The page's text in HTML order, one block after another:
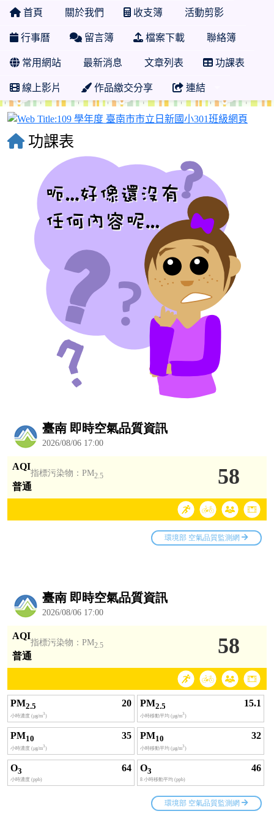
首頁 關於我們 收支簿 活動剪影
行事曆 留言簿 檔案下載 聯絡簿
常用網站 最新消息 文章列表 功課表
線上影片 作品繳交分享 連結
功課表